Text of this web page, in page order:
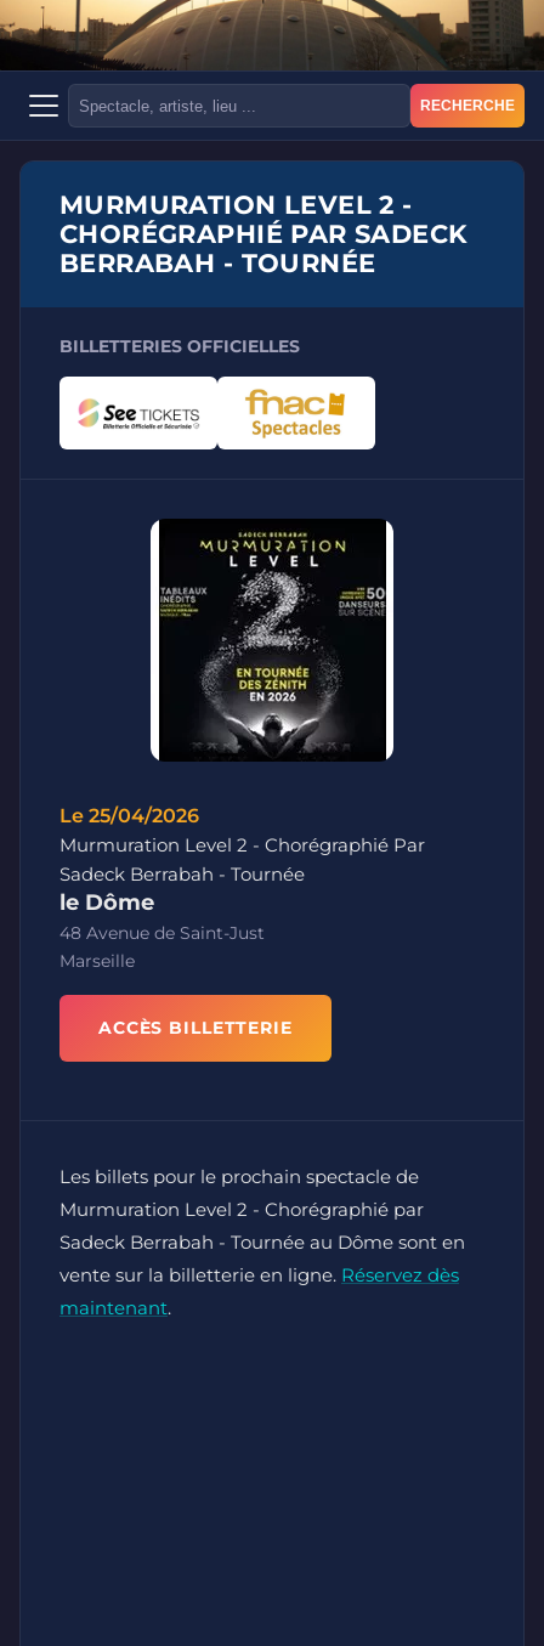
RECHERCHE
MURMURATION LEVEL 2 -
CHORÉGRAPHIÉ PAR SADECK
BERRABAH - TOURNÉE
BILLETTERIES OFFICIELLES
Le 25/04/2026
Murmuration Level 2 - Chorégraphié Par
Sadeck Berrabah - Tournée
le Dôme
48 Avenue de Saint-Just
Marseille
ACCÈS BILLETTERIE
Les billets pour le prochain spectacle de
Murmuration Level 2 - Chorégraphié par
Sadeck Berrabah - Tournée au Dôme sont en
vente sur la billetterie en ligne. Réservez dès
maintenant.